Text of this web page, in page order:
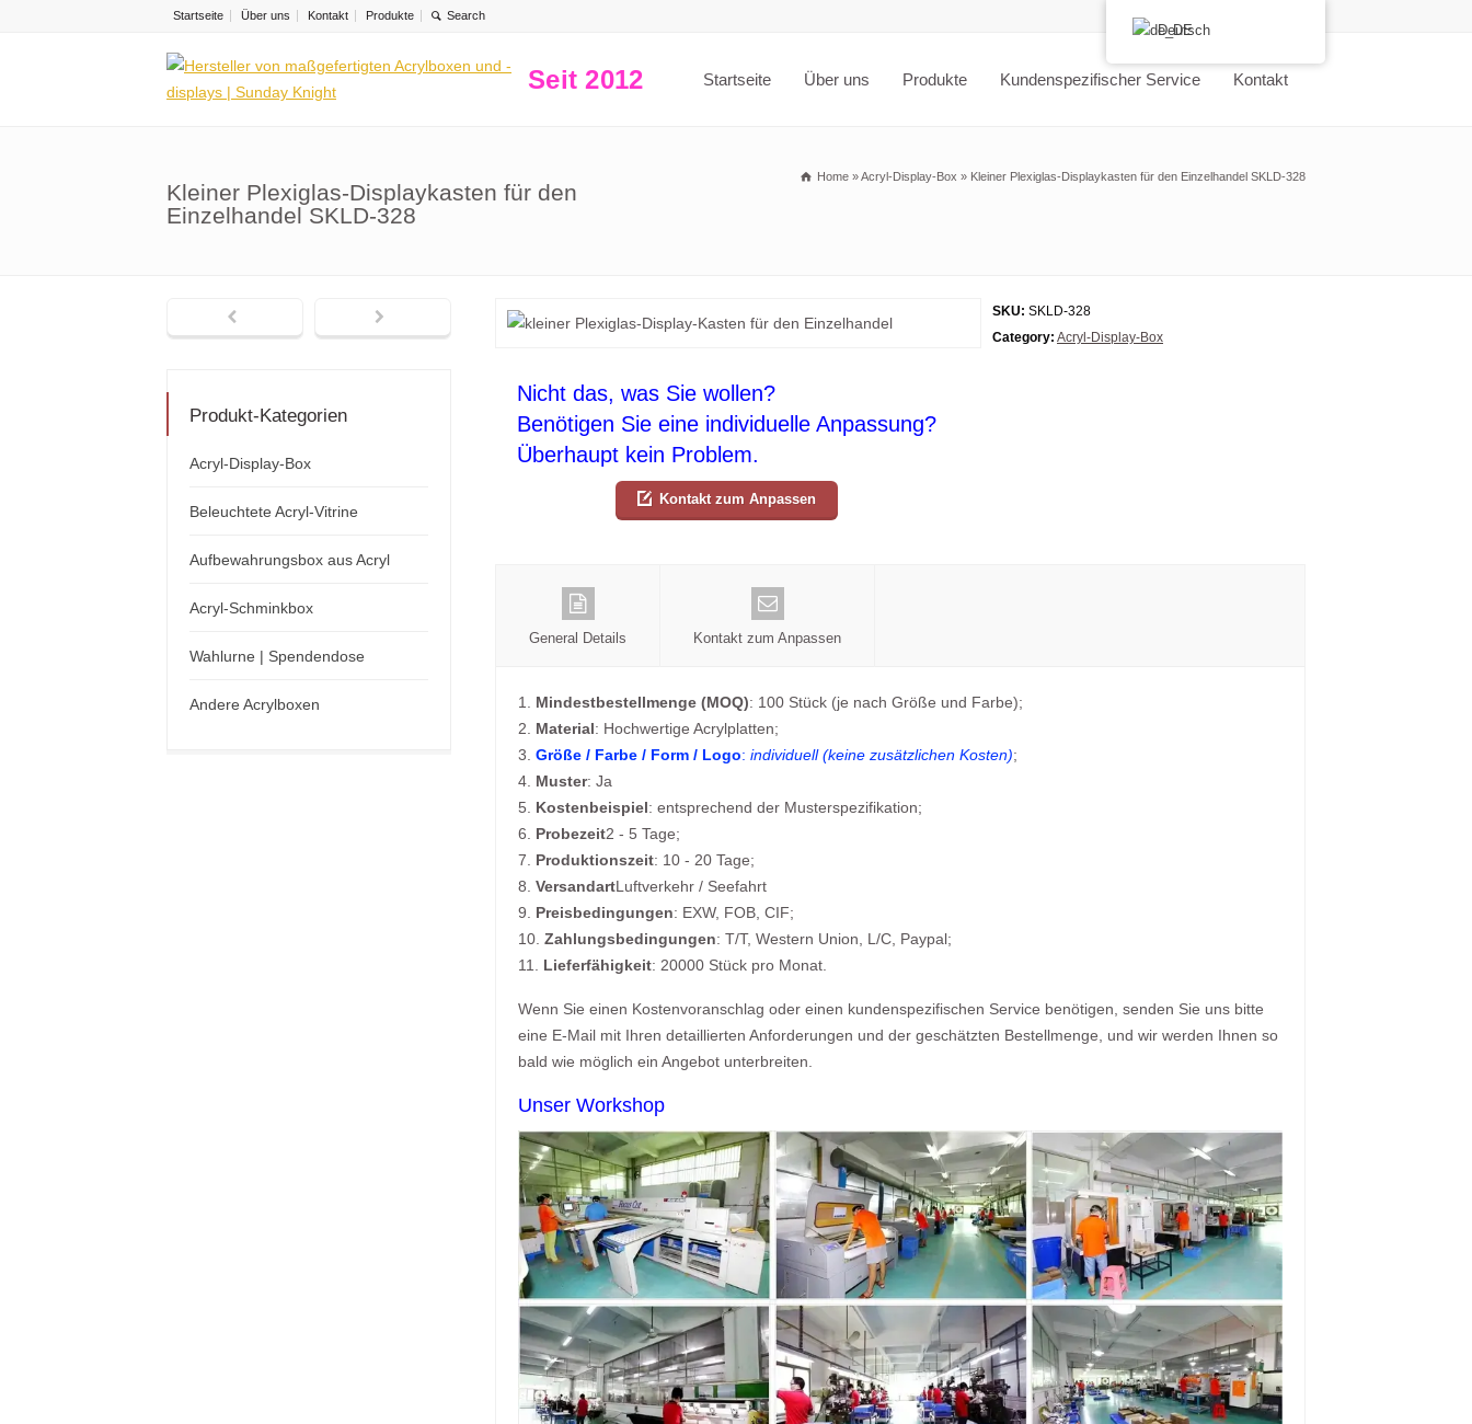
Startseite Über uns Kontakt Produkte
Seit 2012 Startseite Über uns Produkte Kundenspezifischer Service Kontakt
Kleiner Plexiglas-Displaykasten für den
Einzelhandel SKLD-328
Home »Acryl-Display-Box » Kleiner Plexiglas-Displaykasten für den Einzelhandel SKLD-328
SKU: SKLD-328
Category: Acryl-Display-Box
Nicht das, was Sie wollen?
Benötigen Sie eine individuelle Anpassung?
Überhaupt kein Problem.
Kontakt zum Anpassen
General Details Kontakt zum Anpassen
1. Mindestbestellmenge (MOQ): 100 Stück (je nach Größe und Farbe);
2. Material: Hochwertige Acrylplatten;
3. Größe / Farbe / Form / Logo: individuell (keine zusätzlichen Kosten);
4. Muster: Ja
5. Kostenbeispiel: entsprechend der Musterspezifikation;
6. Probezeit2 - 5 Tage;
7. Produktionszeit: 10 - 20 Tage;
8. VersandartLuftverkehr / Seefahrt
9. Preisbedingungen: EXW, FOB, CIF;
10. Zahlungsbedingungen: T/T, Western Union, L/C, Paypal;
11. Lieferfähigkeit: 20000 Stück pro Monat.
Wenn Sie einen Kostenvoranschlag oder einen kundenspezifischen Service benötigen, senden Sie uns bitte
eine E-Mail mit Ihren detaillierten Anforderungen und der geschätzten Bestellmenge, und wir werden Ihnen so
bald wie möglich ein Angebot unterbreiten.
Unser Workshop
Produkt-Kategorien
Acryl-Display-Box
Beleuchtete Acryl-Vitrine
Aufbewahrungsbox aus Acryl
Acryl-Schminkbox
Wahlurne | Spendendose
Andere Acrylboxen
Deutsch